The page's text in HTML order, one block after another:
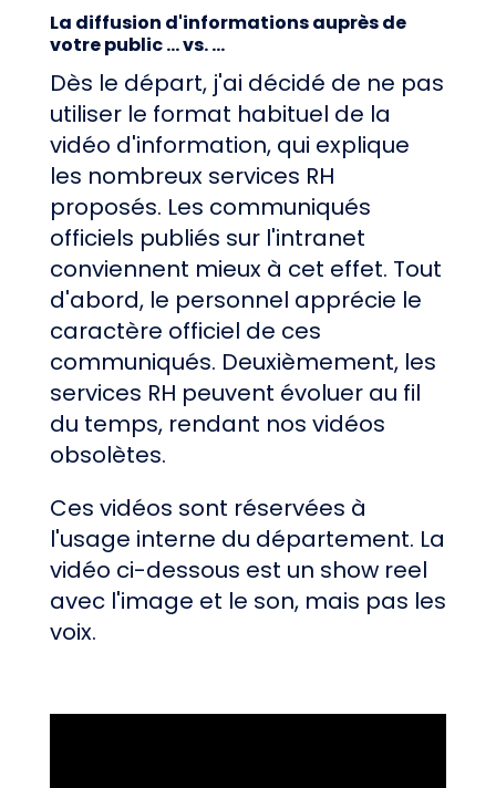
La diffusion d'informations auprès de
votre public ... vs. ...
Dès le départ, j'ai décidé de ne pas
utiliser le format habituel de la
vidéo d'information, qui explique
les nombreux services RH
proposés. Les communiqués
officiels publiés sur l'intranet
conviennent mieux à cet effet. Tout
d'abord, le personnel apprécie le
caractère officiel de ces
communiqués. Deuxièmement, les
services RH peuvent évoluer au fil
du temps, rendant nos vidéos
obsolètes.
Ces vidéos sont réservées à
l'usage interne du département. La
vidéo ci-dessous est un show reel
avec l'image et le son, mais pas les
voix.